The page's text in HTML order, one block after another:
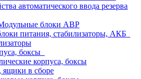
автоматического ввода резерва
блоки АВР
питания, стабилизаторы, АКБ
боксы
корпуса, боксы
в сборе